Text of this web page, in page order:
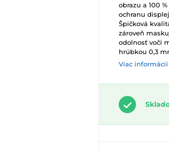
obrazu a 100
ochranu
Špičková
zároveň
odolnosť voči
hrúbkou 0,3
Viac informácií